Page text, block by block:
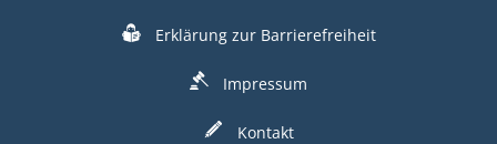
Erklärung zur Barrierefreiheit
Impressum
Kontakt